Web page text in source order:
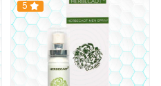
5